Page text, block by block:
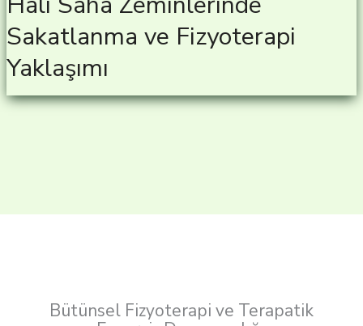
Sakatlanma ve Fizyoterapi
Yaklaşımı
Bütünsel Fizyoterapi ve Terapatik